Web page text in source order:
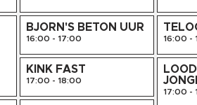
BJORN'S BETON UUR
16:00 - 17:00
KINK FAST
17:00 - 18:00
16:00 -
17:00 -